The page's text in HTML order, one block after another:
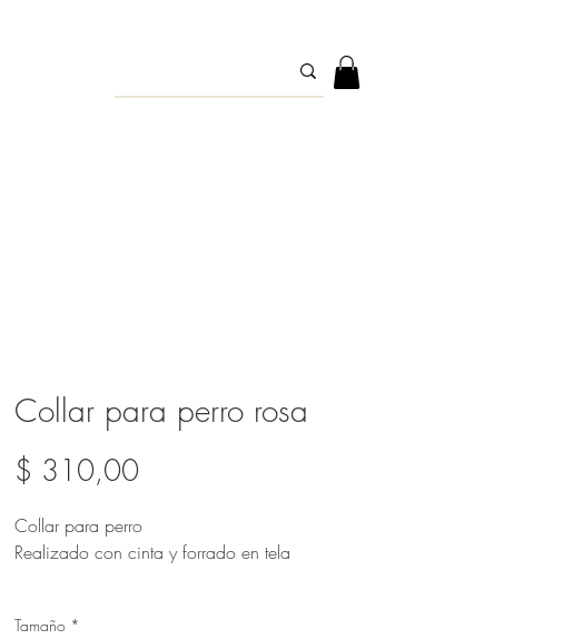
Collar para perro rosa
$ 310,00Precio
Collar para perro
Realizado con cinta y forrado en tela
Tamaño *